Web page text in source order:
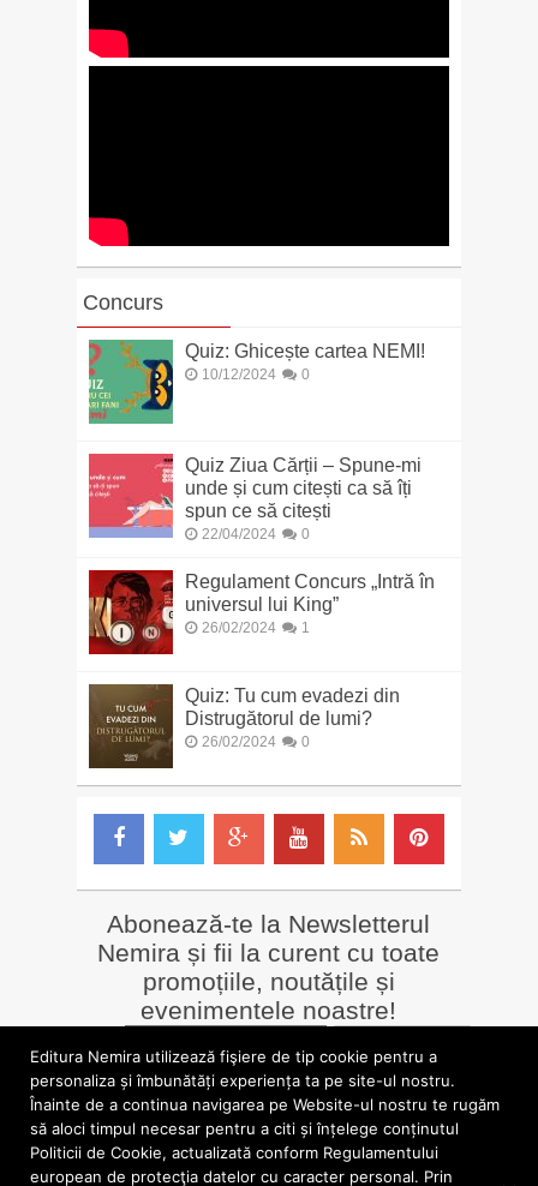
Concurs
Quiz: Ghicește cartea NEMI!
10/12/2024 0
Quiz Ziua Cărții – Spune-mi
unde și cum citești ca să îți
spun ce să citești
22/04/2024 0
Regulament Concurs „Intră în
universul lui King”
26/02/2024 1
Quiz: Tu cum evadezi din
Distrugătorul de lumi?
26/02/2024 0
Abonează-te la Newsletterul
Nemira și fii la curent cu toate
promoțiile, noutățile și
evenimentele noastre!
LIBRĂRII online
» Librăria Online Nemira
» Nemi
Alte siteuri
»Nemira Media
» Valentin Nicolau
Editura Nemira utilizează fişiere de tip cookie pentru a
personaliza și îmbunătăți experiența ta pe site-ul nostru.
Înainte de a continua navigarea pe Website-ul nostru te rugăm
să aloci timpul necesar pentru a citi și înțelege conținutul
Politicii de Cookie, actualizată conform Regulamentului
european de protecţia datelor cu caracter personal. Prin